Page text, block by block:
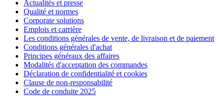
Actualités et presse
Qualité et normes
Corporate solutions
Emplois et carrière
Les conditions générales de vente, de livraison et de paiement
Conditions générales d'achat
Principes généraux des affaires
Modalités d'acceptation des commandes
Déclaration de confidentialité et cookies
Clause de non-responsabilité
Code de conduite 2025